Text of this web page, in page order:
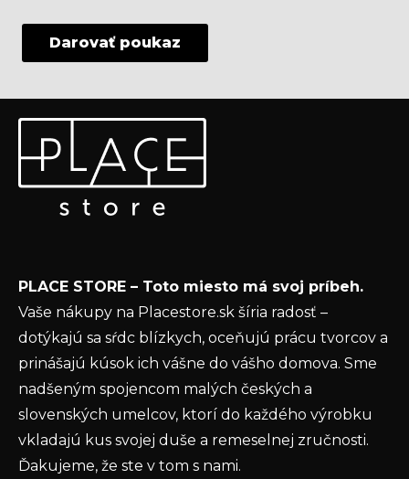
Darovať poukaz
Odoberať newsletter
Vložte svoj e-mail a my Vám budeme zasielať informácie
o nových produktoch na našom e-shope.
ochrany osobných údajov
PRIHLÁSIŤ SA
PLACE STORE – Toto miesto má svoj príbeh.
Vaše nákupy na Placestore.sk šíria radosť –
dotýkajú sa sŕdc blízkych, oceňujú prácu tvorcov a
prinášajú kúsok ich vášne do vášho domova. Sme
nadšeným spojencom malých českých a
slovenských umelcov, ktorí do každého výrobku
vkladajú kus svojej duše a remeselnej zručnosti.
Ďakujeme, že ste v tom s nami.